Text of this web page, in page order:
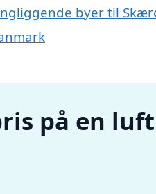
byer til
på en luft